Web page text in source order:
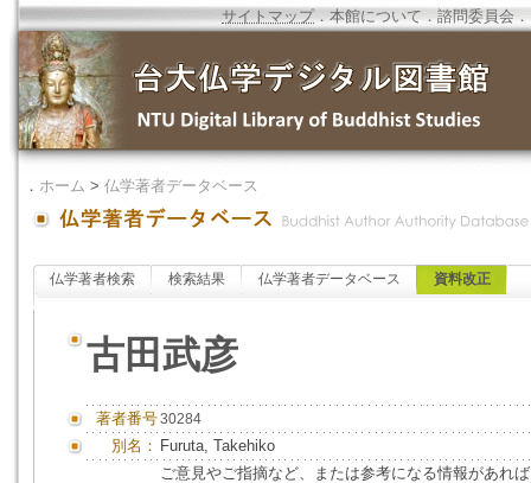
サイトマップ．本館について ．諮問委員会 ．
． ホーム > 仏学著者データベース
仏学著者検索 検索結果 仏学著者データベース 資料改正
古田武彦
著者番号30284
別名： Furuta, Takehiko
ご意見やご指摘など、または参考になる情報があれ